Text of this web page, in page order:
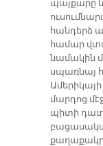
պայքարը
հանդերձ
համար
նամակին
սպառնայ
մարդոց
պիտի